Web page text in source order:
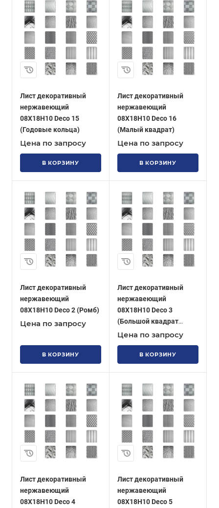
Лист декоративный
нержавеющий
08Х18Н10 Deco 15
(Годовые кольца)
Цена по запросу
В КОРЗИНУ
Лист декоративный
нержавеющий
08Х18Н10 Deco 16
(Малый квадрат)
Цена по запросу
В КОРЗИНУ
Лист декоративный
нержавеющий
08Х18Н10 Deco 2 (Ромб)
Цена по запросу
В КОРЗИНУ
Лист декоративный
нержавеющий
08Х18Н10 Deco 3
(Большой квадрат
позитив)
Цена по запросу
В КОРЗИНУ
Лист декоративный
нержавеющий
08Х18Н10 Deco 4
Лист декоративный
нержавеющий
08Х18Н10 Deco 5